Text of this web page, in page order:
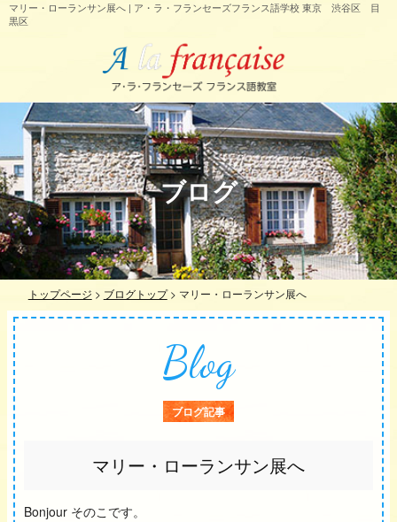
マリー・ローランサン展へ | ア・ラ・フランセーズフランス語学校 東京 渋谷区 目
黒区
ブログ
トップページ > ブログトップ> マリー・ローランサン展へ
Blog
ブログ記事
マリー・ローランサン展へ
Bonjour そのこです。